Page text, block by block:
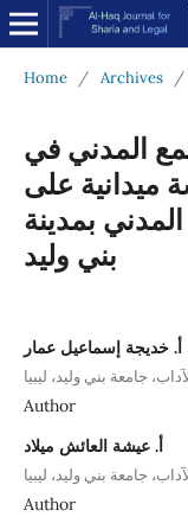
Home / Archives /
المدني في
ميدانية على
بمدينة
بني وليد
أ. خديجة إسماعيل عمار
جامعة بني وليد، ليبيا
Author
أ. عيشة العائش ميلاد
جامعة بني وليد، ليبيا
Author